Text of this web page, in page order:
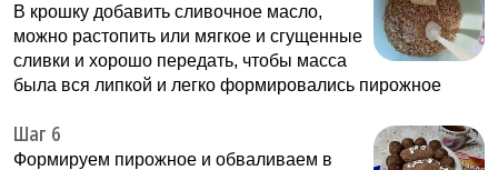
В крошку добавить сливочное масло,
можно растопить или мягкое и сгущенные
сливки и хорошо передать, чтобы масса
была вся липкой и легко формировались пирожное
Шаг 6
Формируем пирожное и обваливаем в